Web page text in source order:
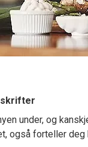
under, og
også forteller deg